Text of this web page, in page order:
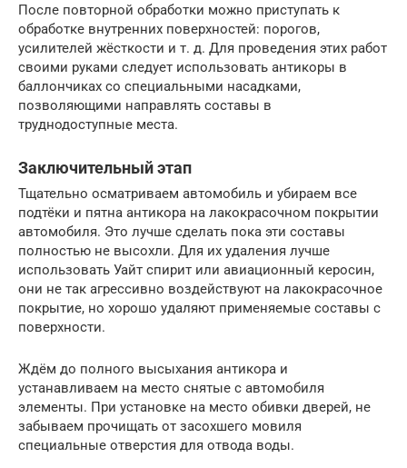
После повторной обработки можно приступать к
обработке внутренних поверхностей: порогов,
усилителей жёсткости и т. д. Для проведения этих работ
своими руками следует использовать антикоры в
баллончиках со специальными насадками,
позволяющими направлять составы в
труднодоступные места.
Заключительный этап
Тщательно осматриваем автомобиль и убираем все
подтёки и пятна антикора на лакокрасочном покрытии
автомобиля. Это лучше сделать пока эти составы
полностью не высохли. Для их удаления лучше
использовать Уайт спирит или авиационный керосин,
они не так агрессивно воздействуют на лакокрасочное
покрытие, но хорошо удаляют применяемые составы с
поверхности.
Ждём до полного высыхания антикора и
устанавливаем на место снятые с автомобиля
элементы. При установке на место обивки дверей, не
забываем прочищать от засохшего мовиля
специальные отверстия для отвода воды.